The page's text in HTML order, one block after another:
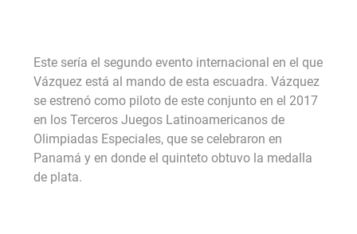
Este sería el segundo evento internacional en el que
Vázquez está al mando de esta escuadra. Vázquez
se estrenó como piloto de este conjunto en el 2017
en los Terceros Juegos Latinoamericanos de
Olimpiadas Especiales, que se celebraron en
Panamá y en donde el quinteto obtuvo la medalla
de plata.